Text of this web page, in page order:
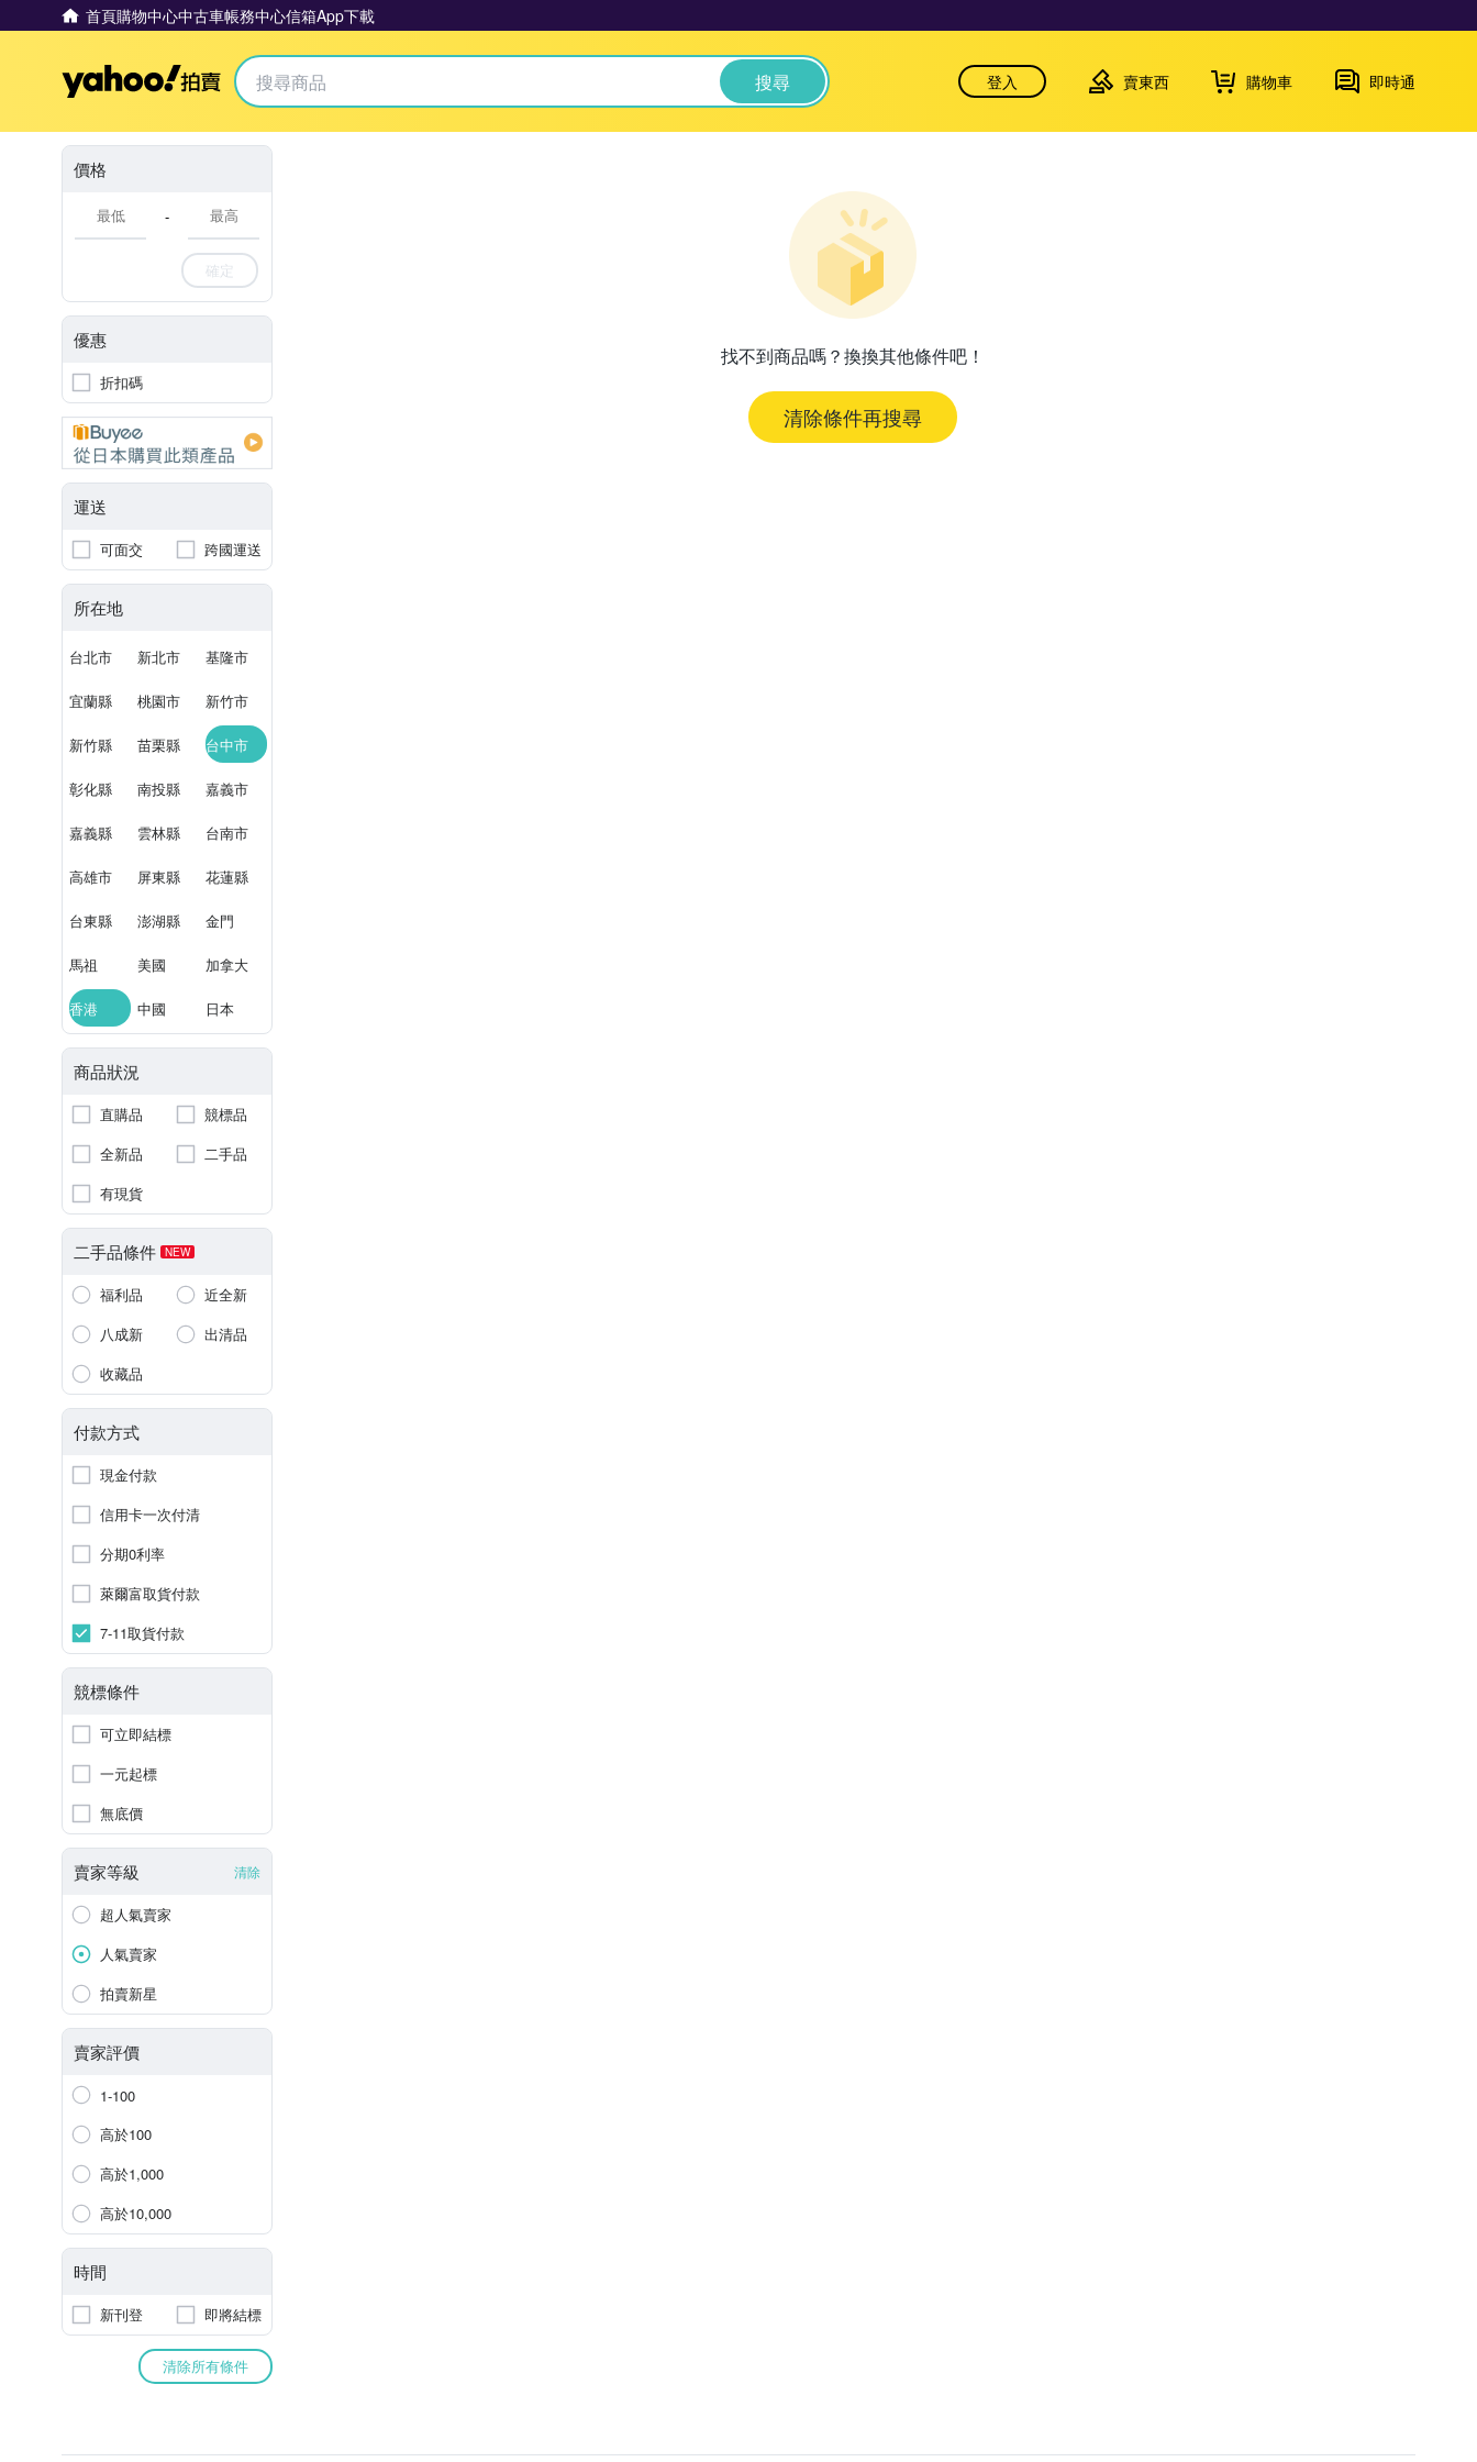
首頁購物中心中古車帳務中心信箱App下載
Yahoo拍賣 搜尋 登入 賣東西 購物車 即時通
價格
-
確定
優惠
折扣碼
運送
可面交 跨國運送
所在地
台北市 新北市 基隆市
宜蘭縣 桃園市 新竹市
新竹縣 苗栗縣 台中市
彰化縣 南投縣 嘉義市
嘉義縣 雲林縣 台南市
高雄市 屏東縣 花蓮縣
台東縣 澎湖縣 金門
馬祖 美國 加拿大
香港 中國 日本
商品狀況
直購品
競標品
全新品
二手品
有現貨
二手品條件 NEW
福利品
近全新
八成新
出清品
收藏品
付款方式
現金付款
信用卡一次付清
分期0利率
萊爾富取貨付款
7-11取貨付款
競標條件
可立即結標
一元起標
無底價
賣家等級 清除
超人氣賣家
人氣賣家
拍賣新星
賣家評價
1-100
高於100
高於1,000
高於10,000
時間
新刊登 即將結標
清除所有條件
找不到商品嗎？換換其他條件吧！
清除條件再搜尋